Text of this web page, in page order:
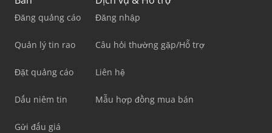
Đăng quảng cáo
Quản lý tin rao
Đặt quảng cáo
Dấu niêm tin
Gửi đấu giá
Đăng nhập
Câu hỏi thường gặp/Hỗ trợ
Liên hệ
Mẫu hợp đồng mua bán